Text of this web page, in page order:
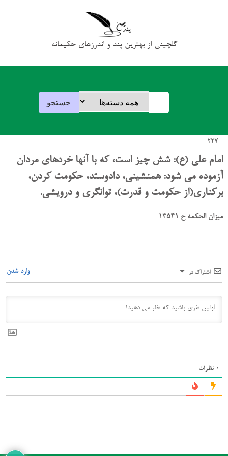
گلچینی از بهترین پند و اندرزهای حکیمانه
227
امام علی (ع): شش چیز است، که با آنها خردهای مردان
آزموده می شود: همنشینی، دادوستد، حکومت کردن،
برکناری(از حکومت و قدرت)، توانگری و درویشی.
میزان الحکمه ح 13541
اشتراک در وارد شدن
0 نظرات